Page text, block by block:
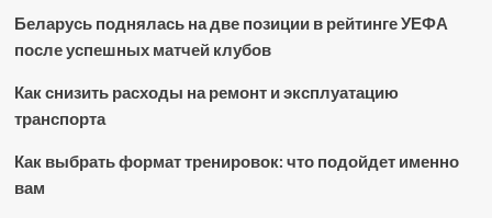
Беларусь поднялась на две позиции в рейтинге УЕФА
после успешных матчей клубов
Как снизить расходы на ремонт и эксплуатацию
транспорта
Как выбрать формат тренировок: что подойдет именно
вам